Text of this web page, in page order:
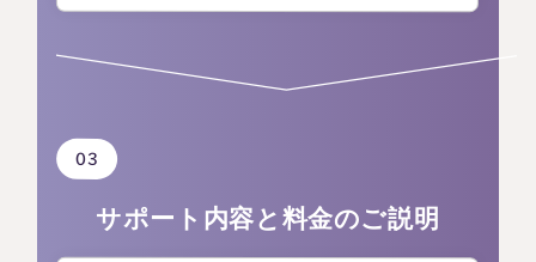
03
サポート内容と 料金のご説明